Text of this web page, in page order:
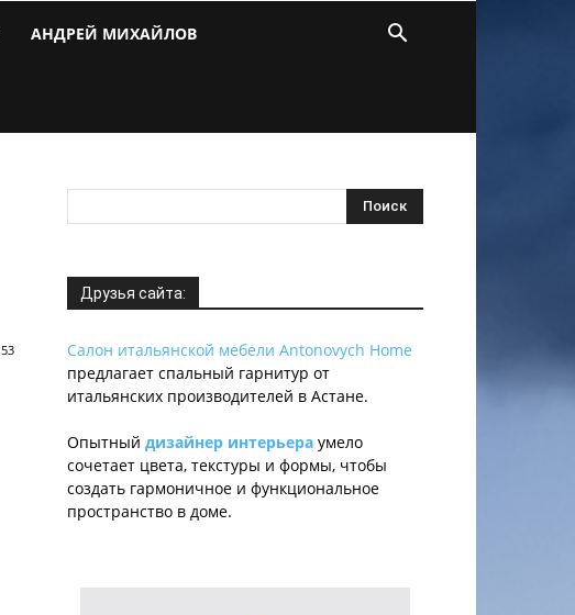
АНДРЕЙ МИХАЙЛОВ
53
Друзья сайта:
Салон итальянской мебели Antonovych Home
предлагает спальный гарнитур от
итальянских производителей в Астане.
Опытный дизайнер интерьера умело
сочетает цвета, текстуры и формы, чтобы
создать гармоничное и функциональное
пространство в доме.